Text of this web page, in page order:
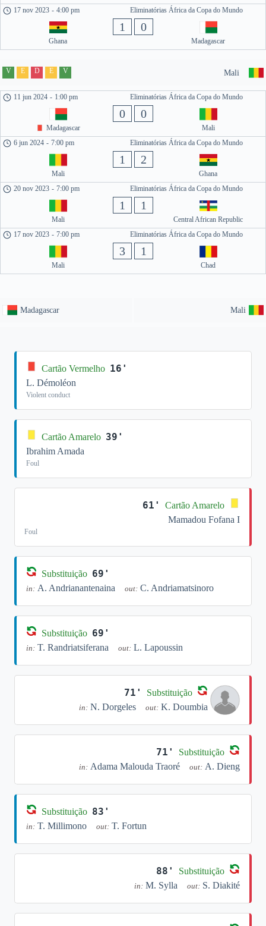
Eliminatórias África da Copa do Mundo
17 nov 2023 - 4:00 pm
Ghana
1 0
Madagascar
Mali
V E D E V
Eliminatórias África da Copa do Mundo
11 jun 2024 - 1:00 pm
Madagascar
0 0
Mali
Eliminatórias África da Copa do Mundo
6 jun 2024 - 7:00 pm
Mali
1 2
Ghana
Eliminatórias África da Copa do Mundo
20 nov 2023 - 7:00 pm
Mali
1 1
Central African Republic
Eliminatórias África da Copa do Mundo
17 nov 2023 - 7:00 pm
Mali
3 1
Chad
Madagascar Mali
Cartão Vermelho 16'
L. Démoléon
Violent conduct
Cartão Amarelo 39'
Ibrahim Amada
Foul
61'
Cartão Amarelo
Mamadou Fofana I
Foul
Substituição 69'
in: A. Andrianantenaina out: C. Andriamatsinoro
Substituição 69'
in: T. Randriatsiferana out: L. Lapoussin
71' Substituição
in: N. Dorgeles out: K. Doumbia
71' Substituição
in: Adama Malouda Traoré out: A. Dieng
Substituição 83'
in: T. Millimono out: T. Fortun
88' Substituição
in: M. Sylla out: S. Diakité